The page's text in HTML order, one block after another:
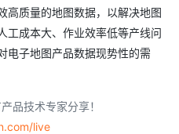
高质量的地图数据，以解决地图
工成本大、作业效率低等产线问
电子地图产品数据现势性的需
品技术专家分享！
live